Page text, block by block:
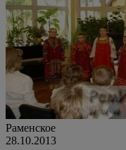
Раменское
28.10.2013